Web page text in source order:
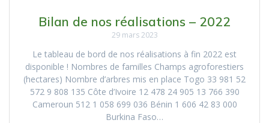
Bilan de nos réalisations – 2022
29 mars 2023
Le tableau de bord de nos réalisations à fin 2022 est
disponible ! Nombres de familles Champs agroforestiers
(hectares) Nombre d’arbres mis en place Togo 33 981 52
572 9 808 135 Côte d’Ivoire 12 478 24 905 13 766 390
Cameroun 512 1 058 699 036 Bénin 1 606 42 83 000
Burkina Faso…